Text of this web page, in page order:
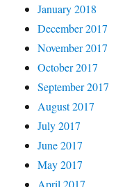
January 2018
December 2017
November 2017
October 2017
September 2017
August 2017
July 2017
June 2017
May 2017
April 2017